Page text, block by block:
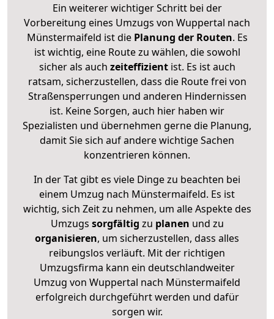
Ein weiterer wichtiger Schritt bei der
Vorbereitung eines Umzugs von Wuppertal nach
Münstermaifeld ist diePlanung der Routen. Es
ist wichtig, eine Route zu wählen, die sowohl
sicher als auch zeiteffizientist. Es ist auch
ratsam, sicherzustellen, dass die Route frei von
Straßensperrungen und anderen Hindernissen
ist. Keine Sorgen, auch hier haben wir
Spezialisten und übernehmen gerne die Planung,
damit Sie sich auf andere wichtige Sachen
konzentrieren können.
In der Tat gibt es viele Dinge zu beachten bei
einem Umzug nach Münstermaifeld. Es ist
wichtig, sich Zeit zu nehmen, um alle Aspekte des
Umzugs sorgfältig zu planen und zu
organisieren, um sicherzustellen, dass alles
reibungslos verläuft. Mit der richtigen
Umzugsfirma kann ein deutschlandweiter
Umzug von Wuppertal nach Münstermaifeld
erfolgreich durchgeführt werden und dafür
sorgen wir.